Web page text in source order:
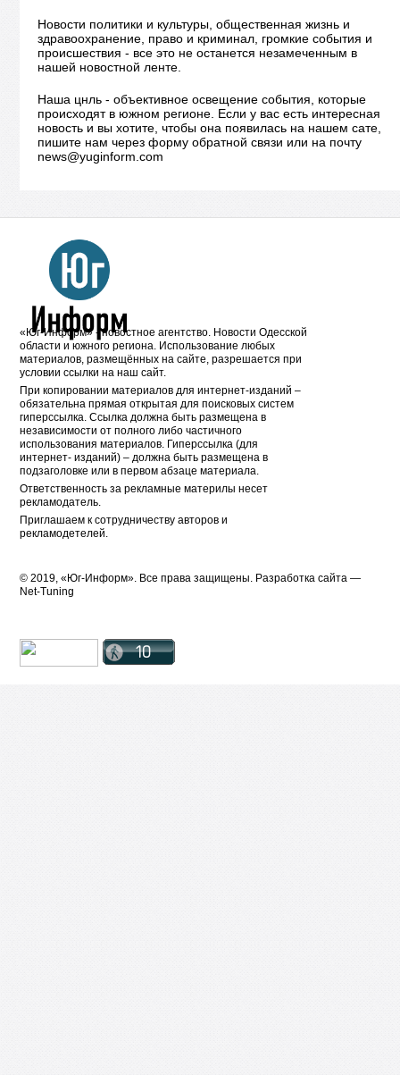
Новости политики и культуры, общественная жизнь и
здравоохранение, право и криминал, громкие события и
происшествия - все это не останется незамеченным в
нашей новостной ленте.
Наша цнль - объективное освещение события, которые
происходят в южном регионе. Если у вас есть интересная
новость и вы хотите, чтобы она появилась на нашем сате,
пишите нам через форму обратной связи или на почту
news@yuginform.com
«Юг-Информ» - новостное агентство. Новости Одесской
области и южного региона. Использование любых
материалов, размещённых на сайте, разрешается при
условии ссылки на наш сайт.
При копировании материалов для интернет-изданий –
обязательна прямая открытая для поисковых систем
гиперссылка. Ссылка должна быть размещена в
независимости от полного либо частичного
использования материалов. Гиперссылка (для
интернет- изданий) – должна быть размещена в
подзаголовке или в первом абзаце материала.
Ответственность за рекламные материлы несет
рекламодатель.
Приглашаем к сотрудничеству авторов и
рекламодетелей.
© 2019, «Юг-Информ». Все права защищены. Разработка cайта —
Net-Tuning